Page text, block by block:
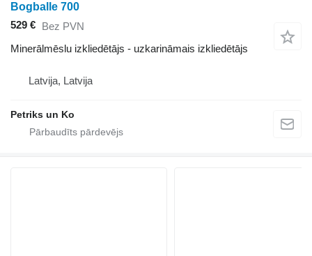
Bogballe 700
529 € Bez PVN
Minerālmēslu izkliedētājs - uzkarināmais izkliedētājs
Latvija, Latvija
Petriks un Ko